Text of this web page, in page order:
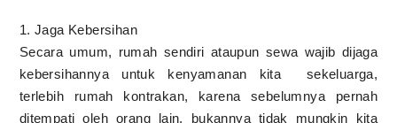
1. Jaga Kebersihan
Secara umum, rumah sendiri ataupun sewa wajib dijaga
kebersihannya untuk kenyamanan kita sekeluarga,
terlebih rumah kontrakan, karena sebelumnya pernah
ditempati oleh orang lain, bukannya tidak mungkin kita